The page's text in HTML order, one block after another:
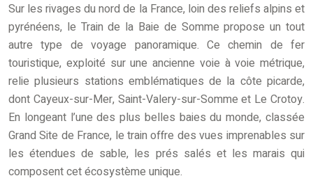
Sur les rivages du nord de la France, loin des reliefs alpins et
pyrénéens, le Train de la Baie de Somme propose un tout
autre type de voyage panoramique. Ce chemin de fer
touristique, exploité sur une ancienne voie à voie métrique,
relie plusieurs stations emblématiques de la côte picarde,
dont Cayeux-sur-Mer, Saint-Valery-sur-Somme et Le Crotoy.
En longeant l’une des plus belles baies du monde, classée
Grand Site de France, le train offre des vues imprenables sur
les étendues de sable, les prés salés et les marais qui
composent cet écosystème unique.